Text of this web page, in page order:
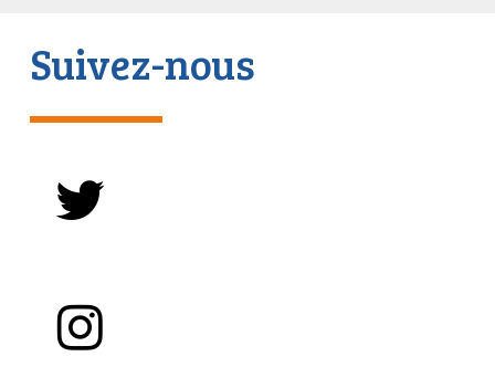
Suivez-nous